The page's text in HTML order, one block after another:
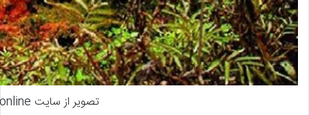
تصویر از سایت hamshahrionline